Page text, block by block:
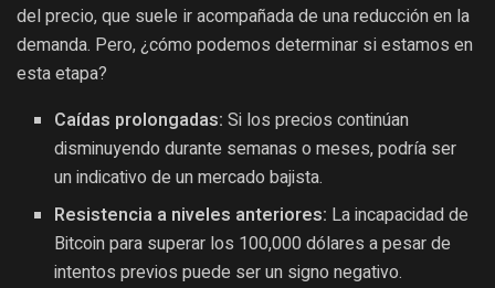
del precio, que suele ir acompañada de una reducción en la
demanda. Pero, ¿cómo podemos determinar si estamos en
esta etapa?
Caídas prolongadas: Si los precios continúan
disminuyendo durante semanas o meses, podría ser
un indicativo de un mercado bajista.
Resistencia a niveles anteriores: La incapacidad de
Bitcoin para superar los 100,000 dólares a pesar de
intentos previos puede ser un signo negativo.